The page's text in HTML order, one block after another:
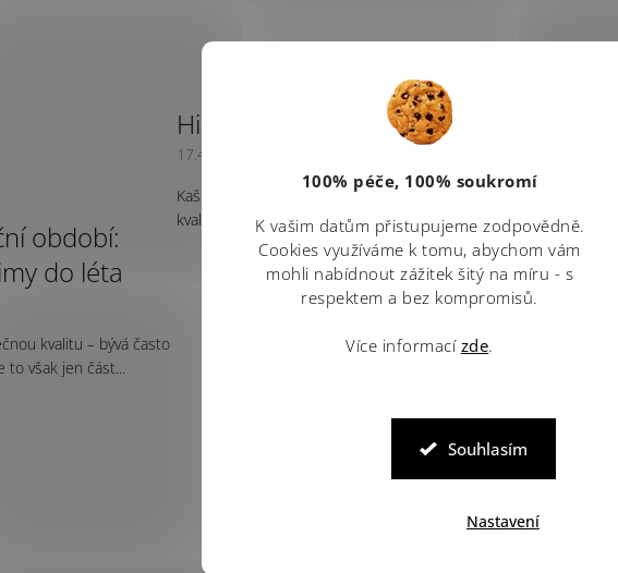
100% péče, 100% soukromí
K vašim datům přistupujeme zodpovědně.
Cookies využíváme k tomu, abychom vám
mohli nabídnout zážitek šitý na míru - s
respektem a bez kompromisů.
Více informací zde.
Souhlasím
Nastavení
období:
do léta
kvalitu – bývá často
to však jen část...
Historie a původ kašmíru
17.4.2025
Kašmír – už samotné slovo evokuje luxus, jemnost a výjimečnou
kvalitu. Tato vzácná vlna, získávaná z horských koz, patří...